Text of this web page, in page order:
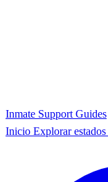
Inmate Support Guides
Inicio Explorar estados